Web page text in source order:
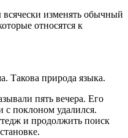
изменять обычный
относятся к
Такова природа языка.
пять вечера. Его
с поклоном удалился.
и продолжить поиск